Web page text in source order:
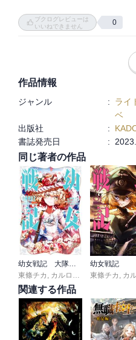
東部方面軍司令部に対する連
撃退。
3個魔導師団による3箇所同時
最後の航空魔導師による大規模
ブクログレビューは
いいねできません
0
作品情報
ジャンル : ライ
ベ
出版社 :
書誌発売日
:
同じ著者の作品
東條チカ
カルロ・ゼン ,篠月しのぶ
幼女戦記
東條チカ
カルロ
関連する作品